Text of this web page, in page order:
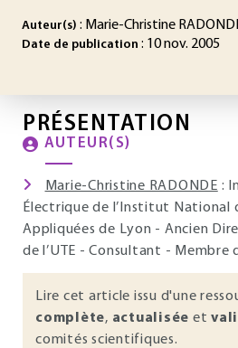
Auteur(s) : Marie-Christine
Date de publication : 10 nov. 2005
PRÉSENTATION
AUTEUR(S)
Marie-Christine RADONDE :
Électrique de l’Institut National
Appliquées de Lyon - Ancien
de l’UTE - Consultant - Membre
Lire cet article issu d'une
complète, actualisée et
comités scientifiques.